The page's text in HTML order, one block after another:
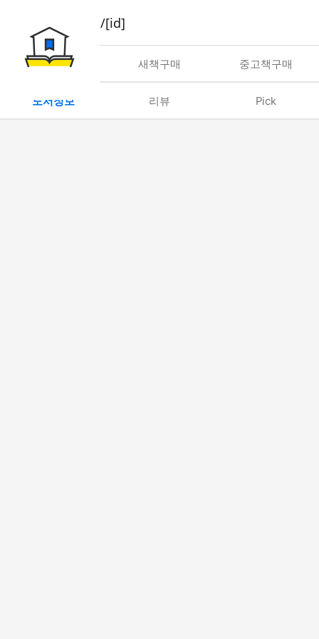
book/rent/[id]
대여 새책구매 중고책구매
도서정보 리뷰 Pick